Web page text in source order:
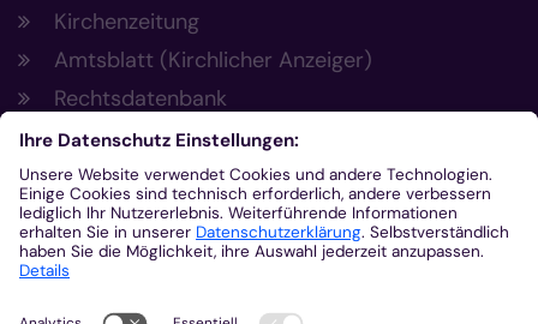
Kirchenzeitung
Amtsblatt (Kirchlicher Anzeiger)
Rechtsdatenbank
Meldestelle gemäß Hinweisgeberschutzgesetz
Kontakt